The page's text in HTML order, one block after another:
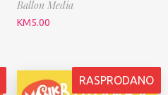
Ballon Media
KM5.00
RASPRODANO